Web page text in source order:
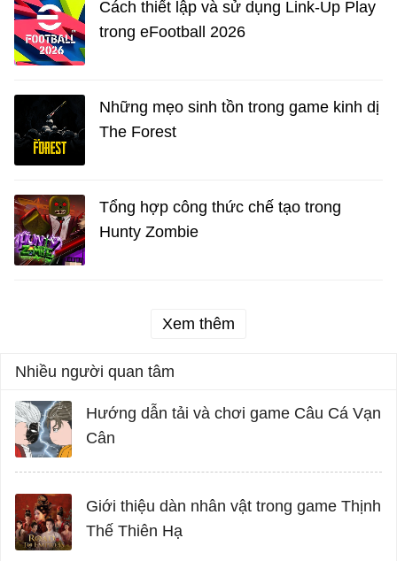
Cách thiết lập và sử dụng Link-Up Play
trong eFootball 2026
Những mẹo sinh tồn trong game kinh dị
The Forest
Tổng hợp công thức chế tạo trong
Hunty Zombie
Xem thêm
Nhiều người quan tâm
Hướng dẫn tải và chơi game Câu Cá Vạn
Cân
Giới thiệu dàn nhân vật trong game Thịnh
Thế Thiên Hạ